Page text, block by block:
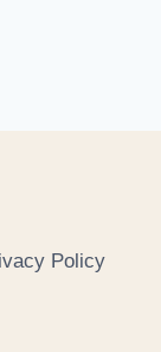
Policy